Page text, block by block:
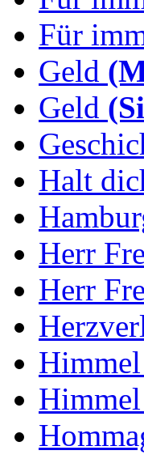
Für
Geld
Geld
Halt
Herr
Herr